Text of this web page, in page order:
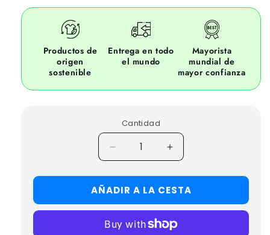
Productos de
origen
sostenible
Entrega en todo
el mundo
Mayorista
mundial de
mayor confianza
Cantidad
Decrease
quantity
for
25x
NASCAR
LIGHTWEIGHT
JACKETS
Increase
quantity
for
25x
NASCAR
JACKETS
AÑADIR A LA CESTA